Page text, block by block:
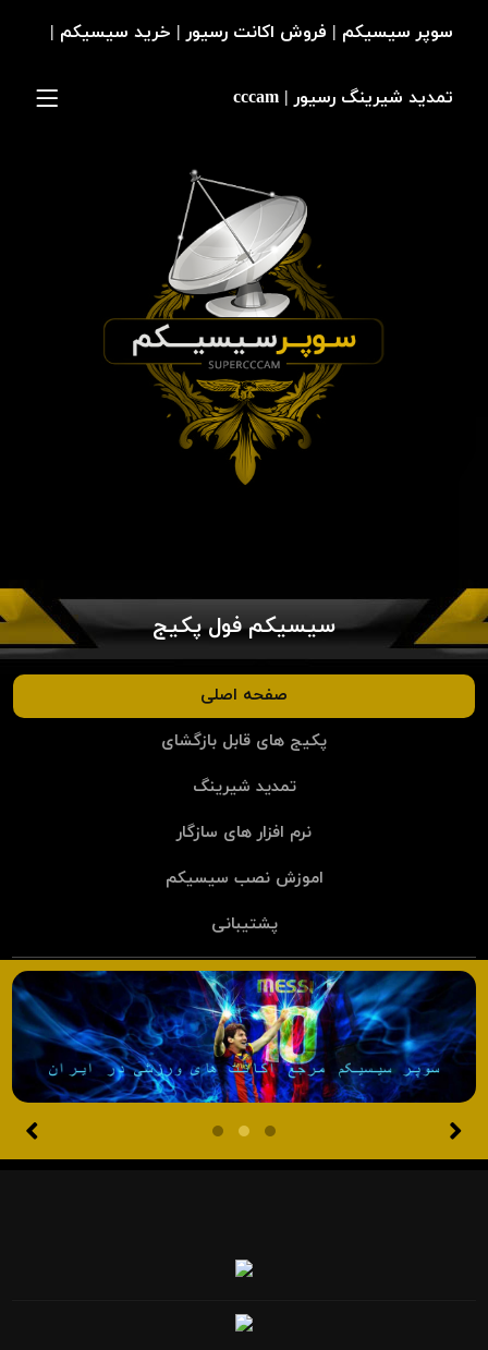
سیسیکم فول پکیج
صفحه اصلی
پکیج های قابل بازگشای
تمدید شیرینگ
نرم افزار های سازگار
اموزش نصب سیسیکم
پشتیبانی
سوپر سیسیکم | فروش اکانت رسیور | خرید سیسیکم |
تمدید شیرینگ رسیور | cccam